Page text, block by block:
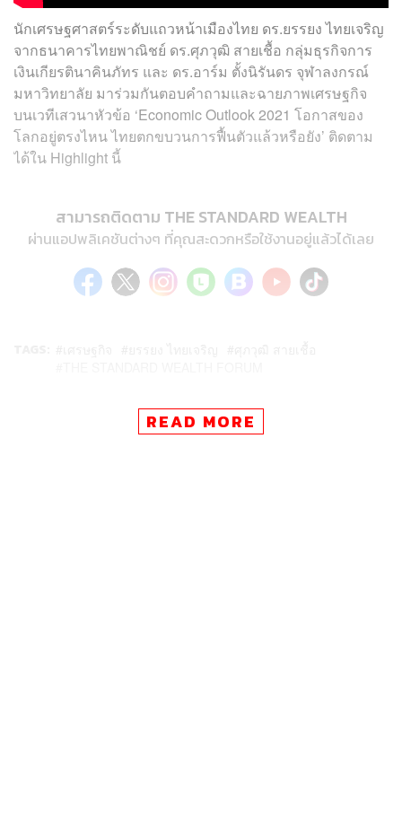
นักเศรษฐศาสตร์ระดับแถวหน้าเมืองไทย ดร.ยรรยง ไทยเจริญ
จากธนาคารไทยพาณิชย์ ดร.ศุภวุฒิ สายเชื้อ กลุ่มธุรกิจการ
เงินเกียรตินาคินภัทร และ ดร.อาร์ม ตั้งนิรันดร จุฬาลงกรณ์
มหาวิทยาลัย มาร่วมกันตอบคำถามและฉายภาพเศรษฐกิจ
บนเวทีเสวนาหัวข้อ ‘Economic Outlook 2021 โอกาสของ
โลกอยู่ตรงไหน ไทยตกขบวนการฟื้นตัวแล้วหรือยัง’ ติดตาม
ได้ใน Highlight นี้
สามารถติดตาม THE STANDARD WEALTH
ผ่านแอปพลิเคชันต่างๆ ที่คุณสะดวกหรือใช้งานอยู่แล้วได้เลย
READ MORE